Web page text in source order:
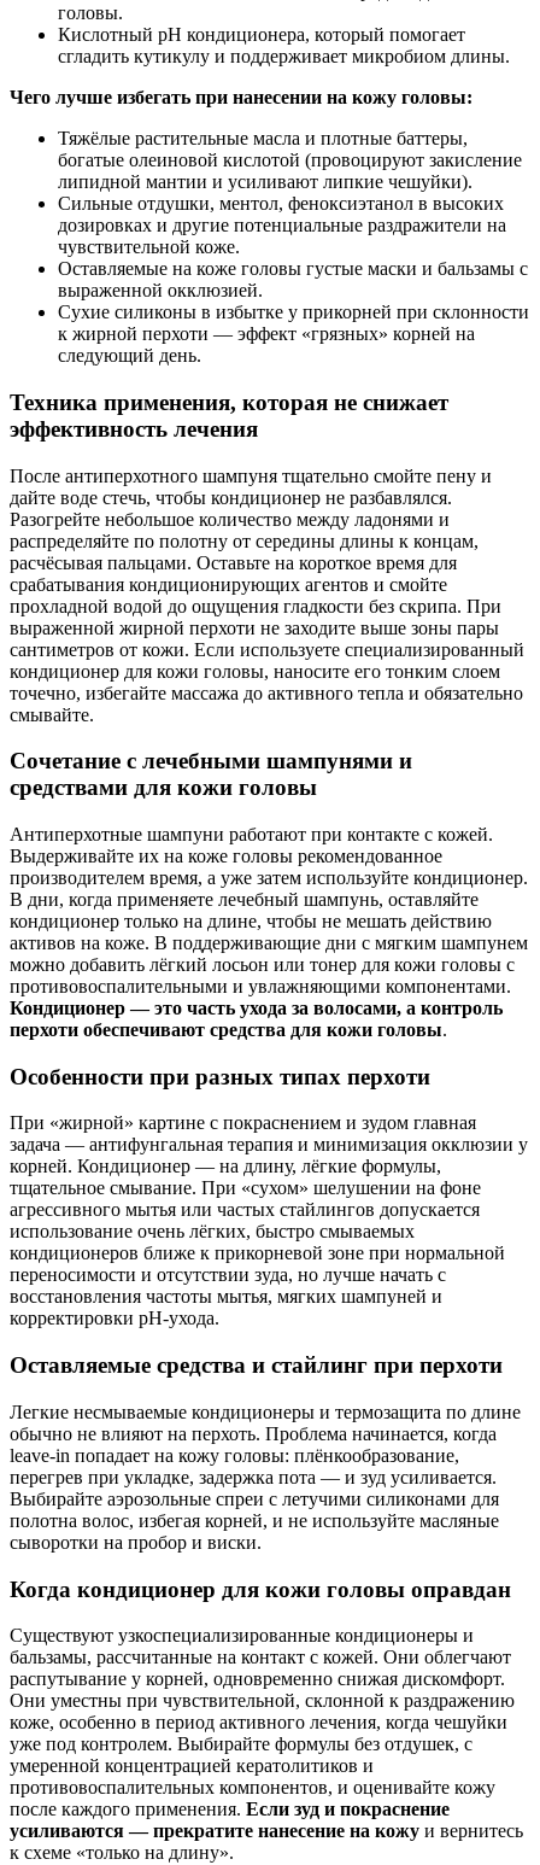
головы.
Кислотный pH кондиционера, который помогает
сгладить кутикулу и поддерживает микробиом длины.
Чего лучше избегать при нанесении на кожу головы:
Тяжёлые растительные масла и плотные баттеры,
богатые олеиновой кислотой (провоцируют закисление
липидной мантии и усиливают липкие чешуйки).
Сильные отдушки, ментол, феноксиэтанол в высоких
дозировках и другие потенциальные раздражители на
чувствительной коже.
Оставляемые на коже головы густые маски и бальзамы с
выраженной окклюзией.
Сухие силиконы в избытке у прикорней при склонности
к жирной перхоти — эффект «грязных» корней на
следующий день.
Техника применения, которая не снижает
эффективность лечения
После антиперхотного шампуня тщательно смойте пену и
дайте воде стечь, чтобы кондиционер не разбавлялся.
Разогрейте небольшое количество между ладонями и
распределяйте по полотну от середины длины к концам,
расчёсывая пальцами. Оставьте на короткое время для
срабатывания кондиционирующих агентов и смойте
прохладной водой до ощущения гладкости без скрипа. При
выраженной жирной перхоти не заходите выше зоны пары
сантиметров от кожи. Если используете специализированный
кондиционер для кожи головы, наносите его тонким слоем
точечно, избегайте массажа до активного тепла и обязательно
смывайте.
Сочетание с лечебными шампунями и
средствами для кожи головы
Антиперхотные шампуни работают при контакте с кожей.
Выдерживайте их на коже головы рекомендованное
производителем время, а уже затем используйте кондиционер.
В дни, когда применяете лечебный шампунь, оставляйте
кондиционер только на длине, чтобы не мешать действию
активов на коже. В поддерживающие дни с мягким шампунем
можно добавить лёгкий лосьон или тонер для кожи головы с
противовоспалительными и увлажняющими компонентами.
Кондиционер — это часть ухода за волосами, а контроль
перхоти обеспечивают средства для кожи головы.
Особенности при разных типах перхоти
При «жирной» картине с покраснением и зудом главная
задача — антифунгальная терапия и минимизация окклюзии у
корней. Кондиционер — на длину, лёгкие формулы,
тщательное смывание. При «сухом» шелушении на фоне
агрессивного мытья или частых стайлингов допускается
использование очень лёгких, быстро смываемых
кондиционеров ближе к прикорневой зоне при нормальной
переносимости и отсутствии зуда, но лучше начать с
восстановления частоты мытья, мягких шампуней и
корректировки pH-ухода.
Оставляемые средства и стайлинг при перхоти
Легкие несмываемые кондиционеры и термозащита по длине
обычно не влияют на перхоть. Проблема начинается, когда
leave-in попадает на кожу головы: плёнкообразование,
перегрев при укладке, задержка пота — и зуд усиливается.
Выбирайте аэрозольные спреи с летучими силиконами для
полотна волос, избегая корней, и не используйте масляные
сыворотки на пробор и виски.
Когда кондиционер для кожи головы оправдан
Существуют узкоспециализированные кондиционеры и
бальзамы, рассчитанные на контакт с кожей. Они облегчают
распутывание у корней, одновременно снижая дискомфорт.
Они уместны при чувствительной, склонной к раздражению
коже, особенно в период активного лечения, когда чешуйки
уже под контролем. Выбирайте формулы без отдушек, с
умеренной концентрацией кератолитиков и
противовоспалительных компонентов, и оценивайте кожу
после каждого применения. Если зуд и покраснение
усиливаются — прекратите нанесение на кожу и вернитесь
к схеме «только на длину».